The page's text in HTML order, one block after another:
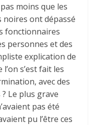
moins que les
noires ont dépassé
fonctionnaires
personnes et des
explication de
s’est fait les
avec des
Le plus grave
pas été
pu l’être ces